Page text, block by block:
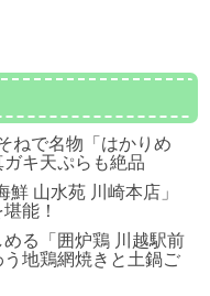
ねで名物「はかりめ
キ天ぷらも絶品
鮮 山水苑 川崎本店」
能！
める「囲炉鶏 川越駅前
地鶏網焼きと土鍋ご